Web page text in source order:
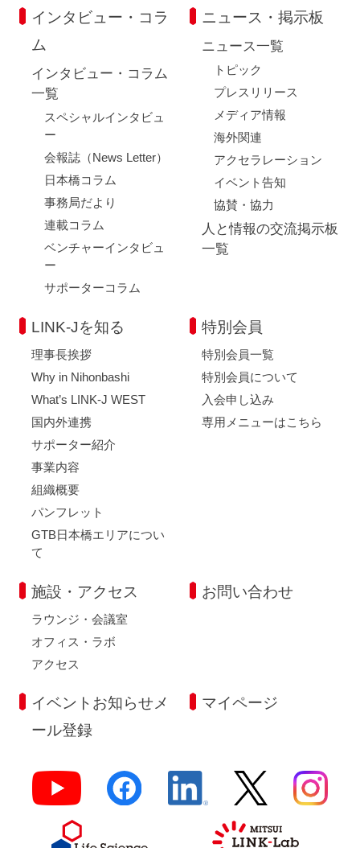
インタビュー・コラ
ム
インタビュー・コラム
一覧
スペシャルインタビュ
ー
会報誌（News Letter）
日本橋コラム
事務局だより
連載コラム
ベンチャーインタビュ
ー
サポーターコラム
ニュース・掲示板
ニュース一覧
トピック
プレスリリース
メディア情報
海外関連
アクセラレーション
イベント告知
協賛・協力
人と情報の交流掲示板
一覧
LINK-Jを知る
理事長挨拶
Why in Nihonbashi
What’s LINK-J WEST
国内外連携
サポーター紹介
事業内容
組織概要
パンフレット
GTB日本橋エリアについ
て
特別会員
特別会員一覧
特別会員について
入会申し込み
専用メニューはこちら
施設・アクセス
ラウンジ・会議室
オフィス・ラボ
アクセス
お問い合わせ
イベントお知らせメ
ール登録
マイページ